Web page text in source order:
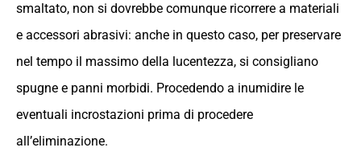
smaltato, non si dovrebbe comunque ricorrere a materiali
e accessori abrasivi: anche in questo caso, per preservare
nel tempo il massimo della lucentezza, si consigliano
spugne e panni morbidi. Procedendo a inumidire le
eventuali incrostazioni prima di procedere
all’eliminazione.